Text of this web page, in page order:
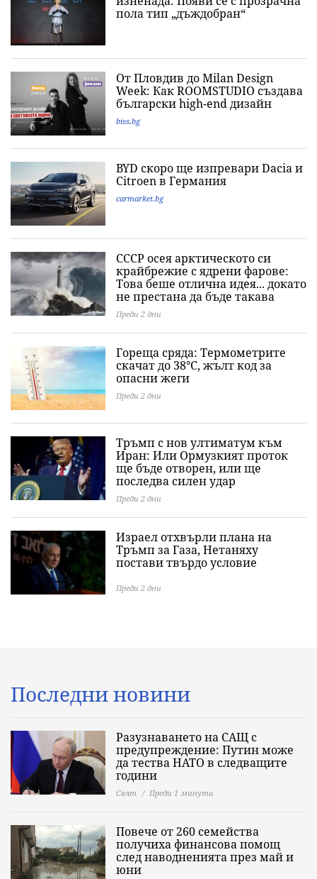
пола тип „дъждобран“
От Пловдив до Milan Design
Week: Как ROOMSTUDIO създава
български high-end дизайн
biss.bg
BYD скоро ще изпревари Dacia и
Citroеn в Германия
carmarket.bg
СССР осея арктическото си
крайбрежие с ядрени фарове:
Това беше отлична идея... докато
не престана да бъде такава
Преди 2 дни
Гореща сряда: Термометрите
скачат до 38°C, жълт код за
опасни жеги
Преди 2 дни
Тръмп с нов ултиматум към
Иран: Или Ормузкият проток
ще бъде отворен, или ще
последва силен удар
Преди 2 дни
Израел отхвърли плана на
Тръмп за Газа, Нетаняху
постави твърдо условие
Преди 2 дни
Последни новини
Разузнаването на САЩ с
предупреждение: Путин може
да тества НАТО в следващите
години
Свят Преди 1 минута
Повече от 260 семейства
получиха финансова помощ
след наводненията през май и
юни